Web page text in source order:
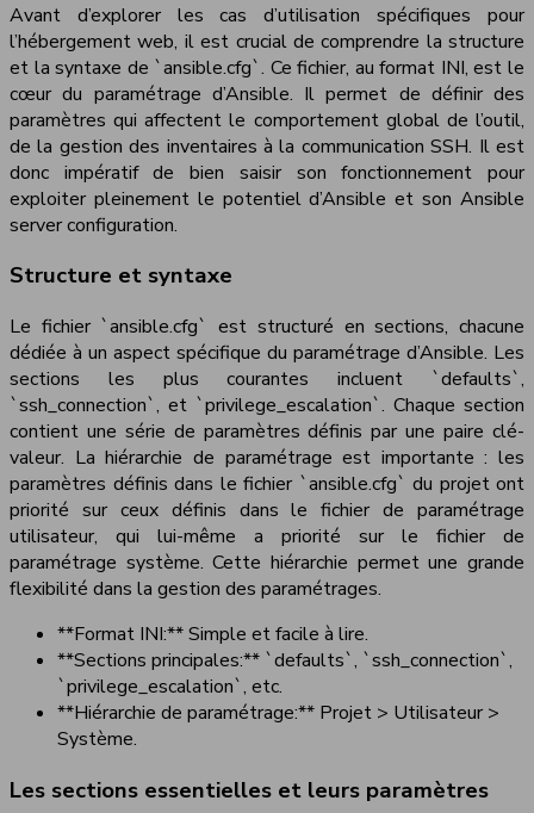
Avant d’explorer les cas d’utilisation spécifiques pour
l’hébergement web, il est crucial de comprendre la structure
et la syntaxe de `ansible.cfg`. Ce fichier, au format INI, est le
cœur du paramétrage d’Ansible. Il permet de définir des
paramètres qui affectent le comportement global de l’outil,
de la gestion des inventaires à la communication SSH. Il est
donc impératif de bien saisir son fonctionnement pour
exploiter pleinement le potentiel d’Ansible et son Ansible
server configuration.
Structure et syntaxe
Le fichier `ansible.cfg` est structuré en sections, chacune
dédiée à un aspect spécifique du paramétrage d’Ansible. Les
sections les plus courantes incluent `defaults`,
`ssh_connection`, et `privilege_escalation`. Chaque section
contient une série de paramètres définis par une paire clé-
valeur. La hiérarchie de paramétrage est importante : les
paramètres définis dans le fichier `ansible.cfg` du projet ont
priorité sur ceux définis dans le fichier de paramétrage
utilisateur, qui lui-même a priorité sur le fichier de
paramétrage système. Cette hiérarchie permet une grande
flexibilité dans la gestion des paramétrages.
**Format INI:** Simple et facile à lire.
**Sections principales:** `defaults`, `ssh_connection`,
`privilege_escalation`, etc.
**Hiérarchie de paramétrage:** Projet > Utilisateur >
Système.
Les sections essentielles et leurs paramètres